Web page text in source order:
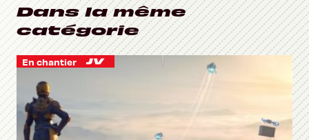
Dans la même
catégorie
En chantier